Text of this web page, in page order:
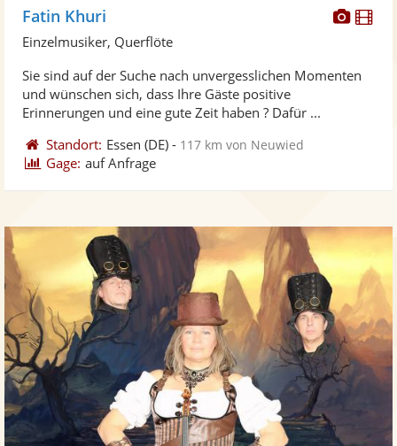
Fotos
Fatin Khuri
Einzelmusiker, Querflöte
Sie sind auf der Suche nach unvergesslichen Momenten
und wünschen sich, dass Ihre Gäste positive
Erinnerungen und eine gute Zeit haben ? Dafür ...
Standort: Essen (DE) - 117 km von Neuwied
Gage: auf Anfrage